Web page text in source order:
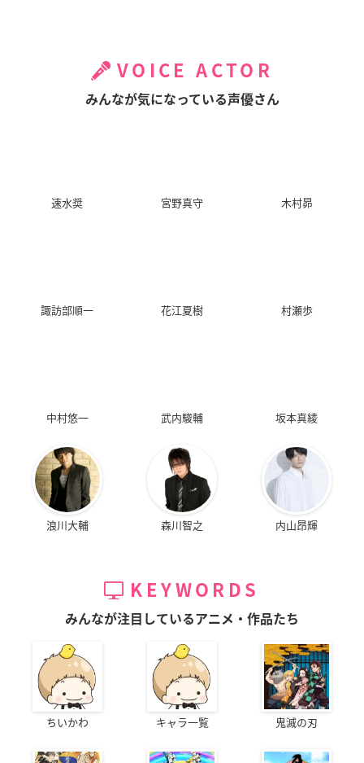
VOICE ACTOR
みんなが気になっている声優さん
速水奨 宮野真守 木村昴
諏訪部順一 花江夏樹 村瀬歩
中村悠一 武内駿輔 坂本真綾
浪川大輔 森川智之 内山昂輝
KEYWORDS
みんなが注目しているアニメ・作品たち
ちいかわ キャラ一覧 鬼滅の刃